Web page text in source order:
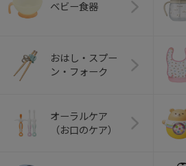
ベビー食器
おはし・スプー
ン・フォーク
オーラルケア
（お口のケア）